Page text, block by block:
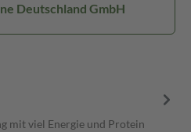
Deutschland GmbH
mit viel Energie und Protein